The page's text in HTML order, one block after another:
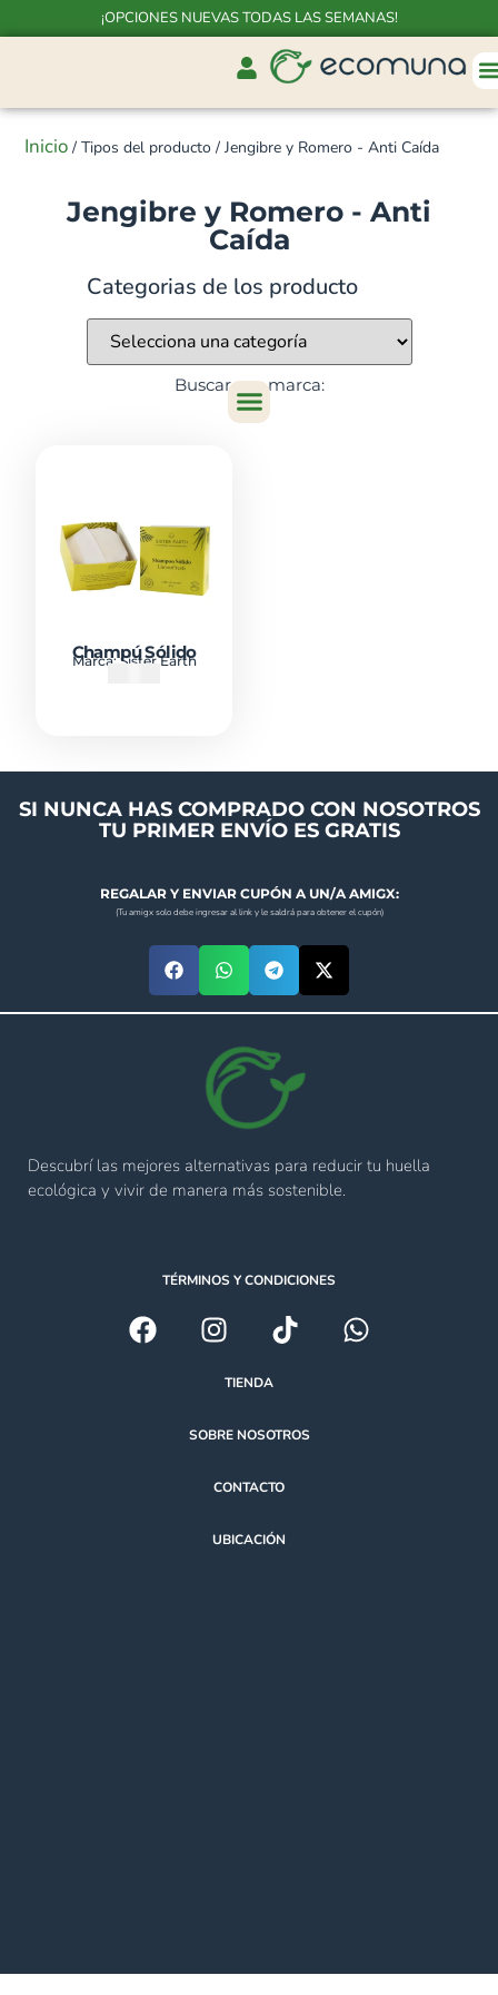
¡OPCIONES NUEVAS TODAS LAS SEMANAS!
Inicio / Tipos del producto / Jengibre y Romero - Anti Caída
Jengibre y Romero - Anti
Caída
Categorias de los producto
Buscar por marca:
Champú Sólido
Marca:Sister Earth
SI NUNCA HAS COMPRADO CON NOSOTROS
TU PRIMER ENVÍO ES GRATIS
REGALAR Y ENVIAR CUPÓN A UN/A AMIGX:
(Tu amigx solo debe ingresar al link y le saldrá para obtener el cupón)
Descubrí las mejores alternativas para reducir tu huella
ecológica y vivir de manera más sostenible.
TÉRMINOS Y CONDICIONES
TIENDA
SOBRE NOSOTROS
CONTACTO
UBICACIÓN